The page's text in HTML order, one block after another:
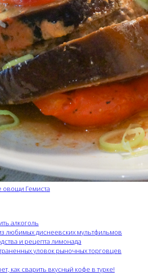
Гемиста
алкоголь
любимых диснеевских мультфильмов
и рецепта лимонада
уловок рыночных торговцев
как сварить вкусный кофе в турке!